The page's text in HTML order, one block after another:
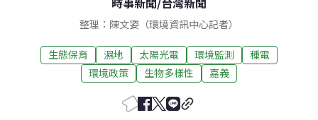
整理：陳文姿（環境資訊中心記者）
生態保育 濕地 太陽光電 環境監測
種電
環境政策
生物多樣性 嘉義